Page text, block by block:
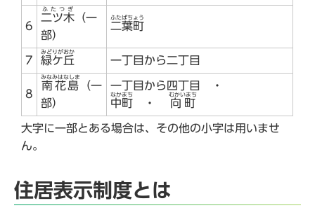
6
二ツ木
ふたつぎ
（一
部）
二葉町
ふたばちょう
7 緑ケ丘
みどりがおか
一丁目から二丁目
8
南花島
みなみはなしま
（一
部）
一丁目から四丁目 ・
中町
なかまち
・ 向町
むかいまち
大字に一部とある場合は、その他の小字は用いませ
ん。
住居表示制度とは